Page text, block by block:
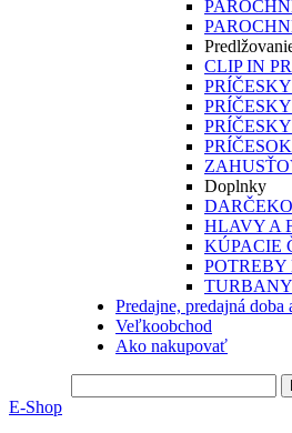
CLIP IN
Doplnky
HLAVY A
KÚPACIE
POTREBY
Predajne, predajná doba
Veľkoobchod
Ako nakupovať
E-Shop